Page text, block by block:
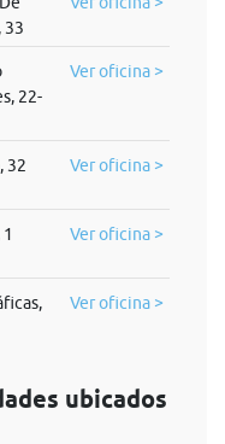
33
22-
Ver oficina >
32 Ver oficina >
Ver oficina >
Ver oficina >
ubicados